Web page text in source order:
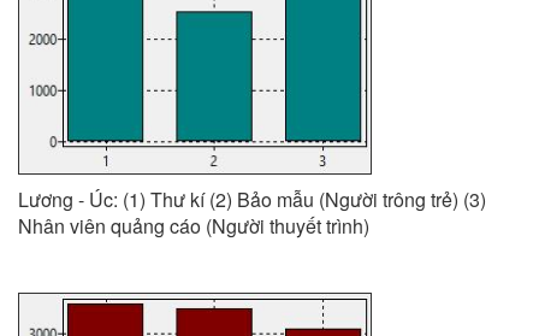
Lương - Úc: (1) Thư kí (2) Bảo mẫu (Người trông trẻ) (3)
Nhân viên quảng cáo (Người thuyết trình)